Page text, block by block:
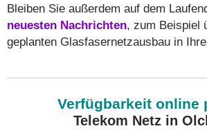
Bleiben Sie außerdem auf dem
neuesten Nachrichten, zum Beispiel
geplanten Glasfasernetzausbau in
Verfügbarkeit online
Telekom Netz in